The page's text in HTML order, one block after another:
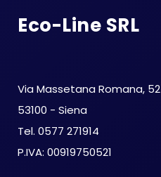
Eco-Line SRL
Via Massetana Romana, 52
53100 - Siena
Tel. 0577 271914
P.IVA: 00919750521